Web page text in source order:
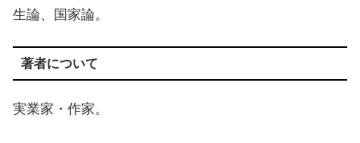
生論、国家論。
著者について
実業家・作家。